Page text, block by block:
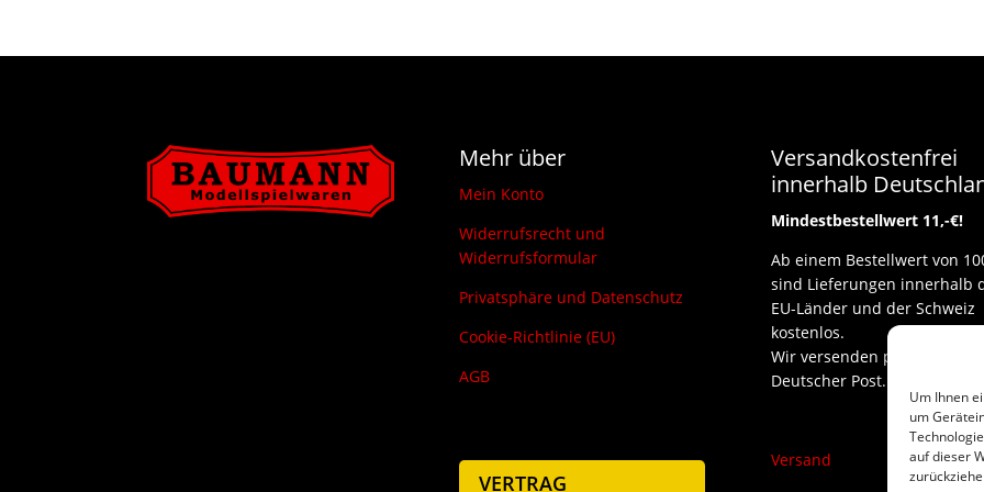
Um Ihnen
um
auf dieser
Mehr über
Mein Konto
Widerrufsrecht und
Widerrufsformular
Privatsphäre und Datenschutz
Cookie-Richtlinie (EU)
AGB
VERTRAG
Versandkostenfrei
innerhalb
Mindestbestellwert 11,-€!
Ab einem Bestellwert von
sind Lieferungen innerhalb
EU-Länder und der Schweiz
kostenlos.
Wir versenden per DHL und
Deutscher Post.
Versand